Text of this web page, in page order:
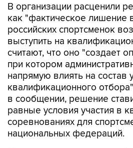
В организации расценили
как "фактическое лишение
российских спортсменок
выступить на
считают, что оно "создает
при котором
напрямую влиять на состав
квалификационного
в сообщении, решение
равные условия участия в
соревнованиях для
национальных федераций.